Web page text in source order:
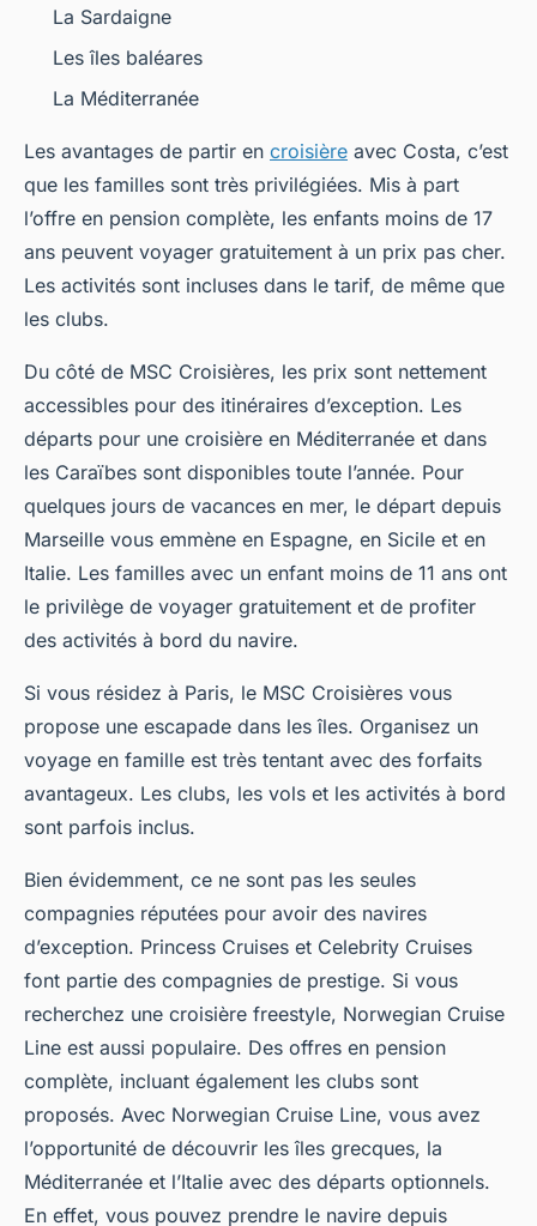
La Sardaigne
Les îles baléares
La Méditerranée
Les avantages de partir en croisière avec Costa, c’est
que les familles sont très privilégiées. Mis à part
l’offre en pension complète, les enfants moins de 17
ans peuvent voyager gratuitement à un prix pas cher.
Les activités sont incluses dans le tarif, de même que
les clubs.
Du côté de MSC Croisières, les prix sont nettement
accessibles pour des itinéraires d’exception. Les
départs pour une croisière en Méditerranée et dans
les Caraïbes sont disponibles toute l’année. Pour
quelques jours de vacances en mer, le départ depuis
Marseille vous emmène en Espagne, en Sicile et en
Italie. Les familles avec un enfant moins de 11 ans ont
le privilège de voyager gratuitement et de profiter
des activités à bord du navire.
Si vous résidez à Paris, le MSC Croisières vous
propose une escapade dans les îles. Organisez un
voyage en famille est très tentant avec des forfaits
avantageux. Les clubs, les vols et les activités à bord
sont parfois inclus.
Bien évidemment, ce ne sont pas les seules
compagnies réputées pour avoir des navires
d’exception. Princess Cruises et Celebrity Cruises
font partie des compagnies de prestige. Si vous
recherchez une croisière freestyle, Norwegian Cruise
Line est aussi populaire. Des offres en pension
complète, incluant également les clubs sont
proposés. Avec Norwegian Cruise Line, vous avez
l’opportunité de découvrir les îles grecques, la
Méditerranée et l’Italie avec des départs optionnels.
En effet, vous pouvez prendre le navire depuis